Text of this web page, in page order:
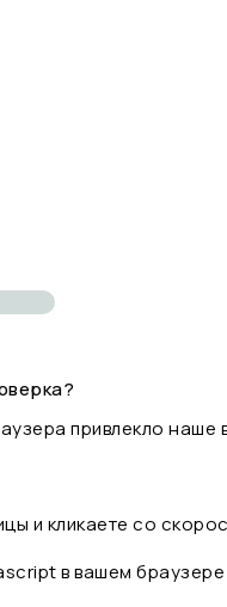
привлекло наше
и кликаете со
в вашем браузере